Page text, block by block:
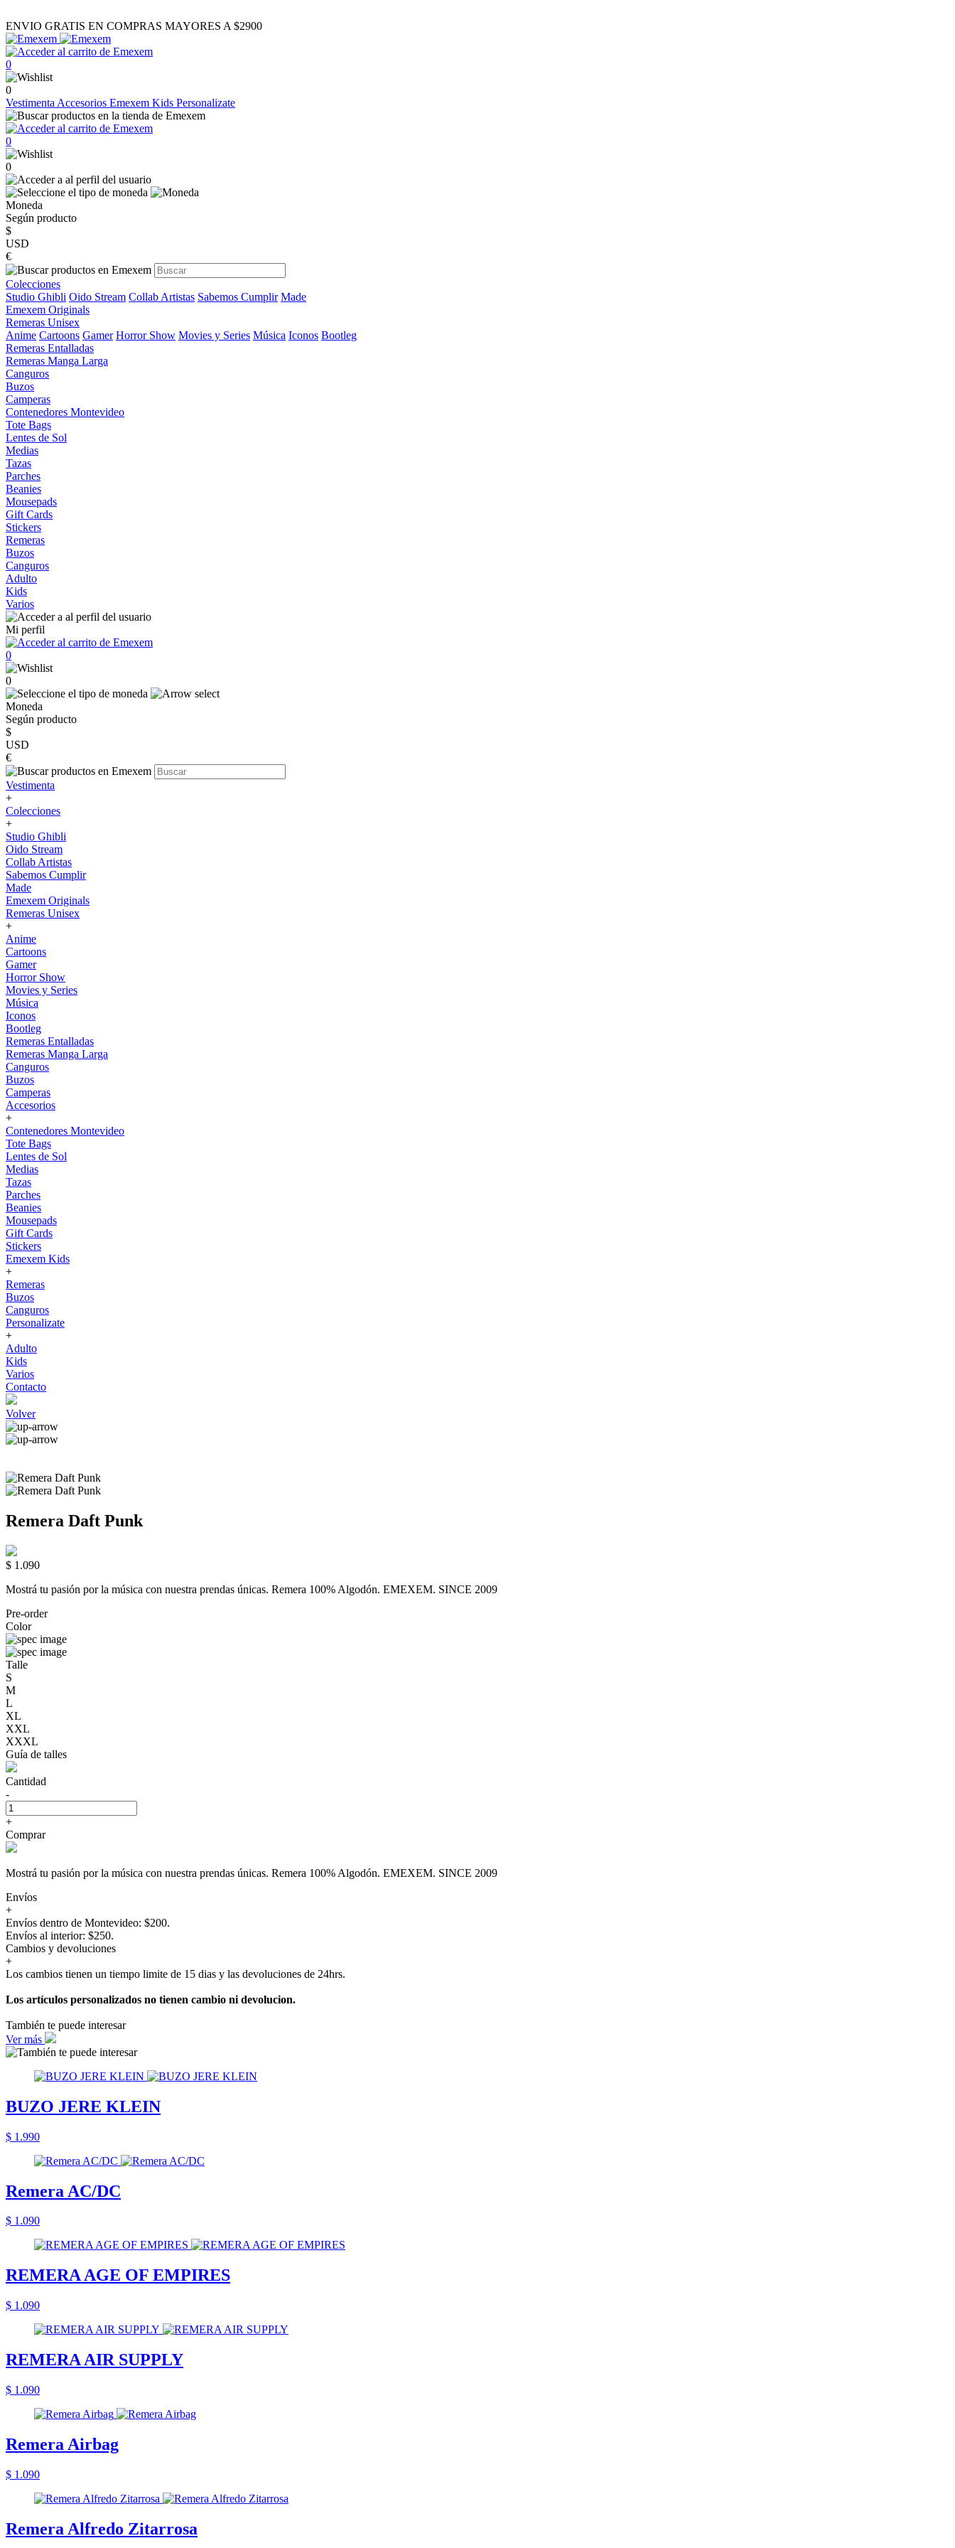
ENVIO GRATIS EN COMPRAS MAYORES A $2900
0
0
Vestimenta Accesorios Emexem Kids Personalizate
0
0
Moneda
Según producto
$
USD
€
Colecciones
Studio Ghibli Oido Stream Collab Artistas Sabemos Cumplir Made
Emexem Originals
Remeras Unisex
Anime Cartoons Gamer Horror Show Movies y Series Música Iconos Bootleg
Remeras Entalladas
Remeras Manga Larga
Canguros
Buzos
Camperas
Contenedores Montevideo
Tote Bags
Lentes de Sol
Medias
Tazas
Parches
Beanies
Mousepads
Gift Cards
Stickers
Remeras
Buzos
Canguros
Adulto
Kids
Varios
Mi perfil
0
0
Moneda
Según producto
$
USD
€
Vestimenta
+
Colecciones
+
Studio Ghibli
Oido Stream
Collab Artistas
Sabemos Cumplir
Made
Emexem Originals
Remeras Unisex
+
Anime
Cartoons
Gamer
Horror Show
Movies y Series
Música
Iconos
Bootleg
Remeras Entalladas
Remeras Manga Larga
Canguros
Buzos
Camperas
Accesorios
+
Contenedores Montevideo
Tote Bags
Lentes de Sol
Medias
Tazas
Parches
Beanies
Mousepads
Gift Cards
Stickers
Emexem Kids
+
Remeras
Buzos
Canguros
Personalizate
+
Adulto
Kids
Varios
Contacto
Volver
Remera Daft Punk
$ 1.090
Mostrá tu pasión por la música con nuestra prendas únicas. Remera 100% Algodón. EMEXEM. SINCE 2009
Pre-order
Color
Talle
S
M
L
XL
XXL
XXXL
Guía de talles
Cantidad
-
+
Comprar
Mostrá tu pasión por la música con nuestra prendas únicas. Remera 100% Algodón. EMEXEM. SINCE 2009
Envíos
+
Envíos dentro de Montevideo: $200.
Envíos al interior: $250.
Cambios y devoluciones
+
Los cambios tienen un tiempo limite de 15 dias y las devoluciones de 24hrs.
Los artículos personalizados no tienen cambio ni devolucion.
También te puede interesar
Ver más
BUZO JERE KLEIN
$ 1.990
Remera AC/DC
$ 1.090
REMERA AGE OF EMPIRES
$ 1.090
REMERA AIR SUPPLY
$ 1.090
Remera Airbag
$ 1.090
Remera Alfredo Zitarrosa